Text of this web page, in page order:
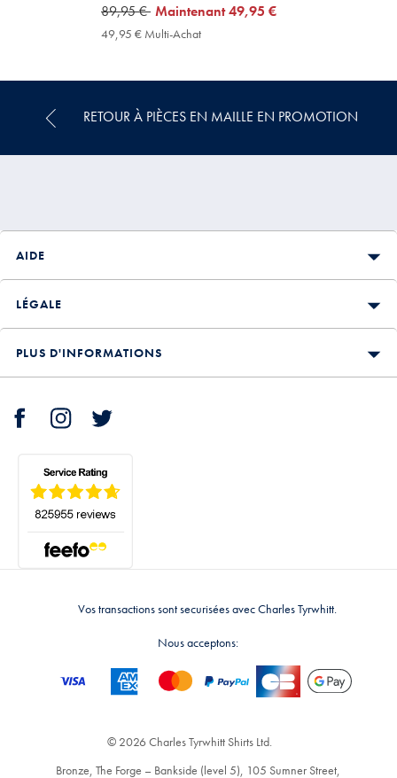
was
89,95
89,95 € now
49,95
Maintenant49,95 €
49,95 € Multi-Achat
Achat
RETOUR À PIÈCES EN MAILLE EN PROMOTION
AIDE
LÉGALE
PLUS D'INFORMATIONS
Vos transactions sont securisées avec Charles Tyrwhitt.
Nous acceptons:
© 2026 Charles Tyrwhitt Shirts Ltd.
Bronze, The Forge – Bankside (level 5), 105 Sumner Street,